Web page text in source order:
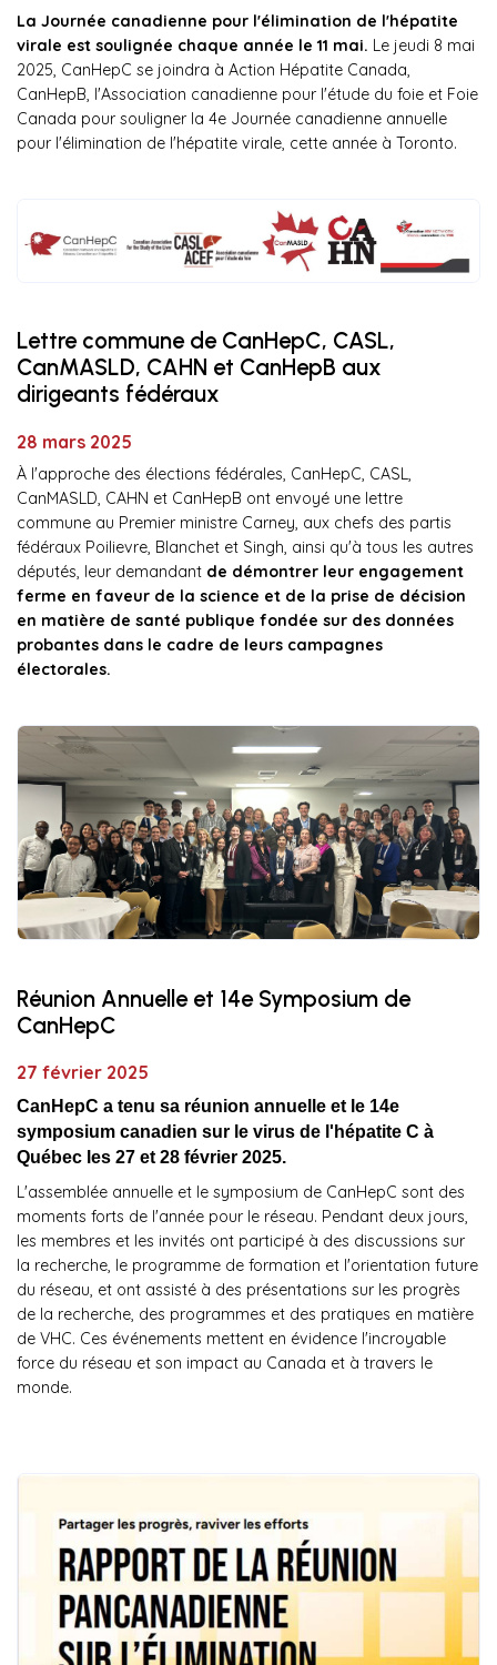
La Journée canadienne pour l'élimination de l'hépatite
virale est soulignée chaque année le 11 mai. Le jeudi 8 mai
2025, CanHepC se joindra à Action Hépatite Canada,
CanHepB, l'Association canadienne pour l'étude du foie et Foie
Canada pour souligner la 4e Journée canadienne annuelle
pour l'élimination de l'hépatite virale, cette année à Toronto.
Lettre commune de CanHepC, CASL,
CanMASLD, CAHN et CanHepB aux
dirigeants fédéraux
28 mars 2025
À l'approche des élections fédérales, CanHepC, CASL,
CanMASLD, CAHN et CanHepB ont envoyé une lettre
commune au Premier ministre Carney, aux chefs des partis
fédéraux Poilievre, Blanchet et Singh, ainsi qu'à tous les autres
députés, leur demandant de démontrer leur engagement
ferme en faveur de la science et de la prise de décision
en matière de santé publique fondée sur des données
probantes dans le cadre de leurs campagnes
électorales.
Réunion Annuelle et 14e Symposium de
CanHepC
27 février 2025
CanHepC a tenu sa réunion annuelle et le 14e
symposium canadien sur le virus de l'hépatite C à
Québec les 27 et 28 février 2025.
L'assemblée annuelle et le symposium de CanHepC sont des
moments forts de l'année pour le réseau. Pendant deux jours,
les membres et les invités ont participé à des discussions sur
la recherche, le programme de formation et l'orientation future
du réseau, et ont assisté à des présentations sur les progrès
de la recherche, des programmes et des pratiques en matière
de VHC. Ces événements mettent en évidence l'incroyable
force du réseau et son impact au Canada et à travers le
monde.